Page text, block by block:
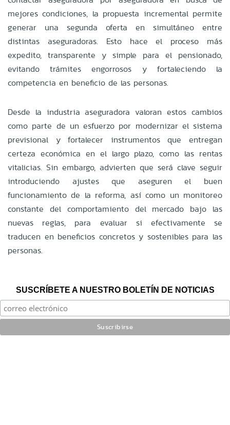
mejores condiciones, la propuesta incremental permite
generar una segunda oferta en simultáneo entre
distintas aseguradoras. Esto hace el proceso más
expedito, transparente y simple para el pensionado,
evitando trámites engorrosos y fortaleciendo la
competencia en beneficio de las personas.
Desde la industria aseguradora valoran estos cambios
como parte de un esfuerzo por modernizar el sistema
previsional y fortalecer instrumentos que entregan
certeza económica en el largo plazo, como las rentas
vitalicias. Sin embargo, advierten que será clave seguir
introduciendo ajustes que aseguren el buen
funcionamiento de la reforma, así como un monitoreo
constante del comportamiento del mercado bajo las
nuevas reglas, para evaluar si efectivamente se
traducen en beneficios concretos y sostenibles para las
personas.
SUSCRÍBETE A NUESTRO BOLETÍN DE NOTICIAS